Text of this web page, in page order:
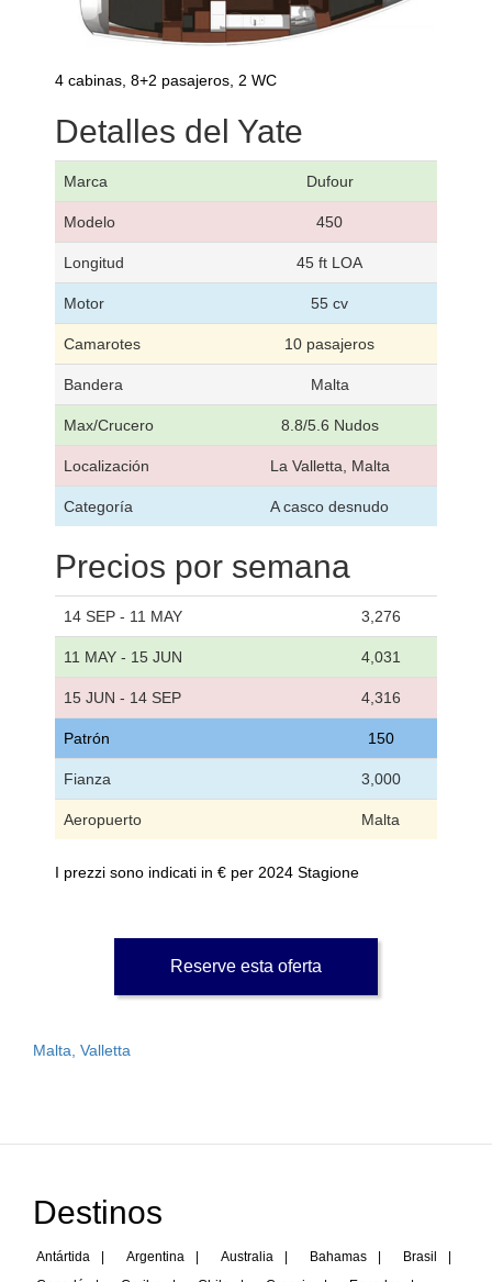
4 cabinas, 8+2 pasajeros, 2 WC
Detalles del Yate
Marca Dufour
Modelo 450
Longitud 45 ft LOA
Motor 55 cv
Camarotes 10 pasajeros
Bandera Malta
Max/Crucero 8.8/5.6 Nudos
Localización La Valletta, Malta
Categoría A casco desnudo
Precios por semana
14 SEP - 11 MAY 3,276
11 MAY - 15 JUN 4,031
15 JUN - 14 SEP 4,316
Patrón 150
Fianza 3,000
Aeropuerto Malta
I prezzi sono indicati in € per 2024 Stagione
Reserve esta oferta
Malta, Valletta
Destinos
Antártida | Argentina | Australia | Bahamas | Brasil
|